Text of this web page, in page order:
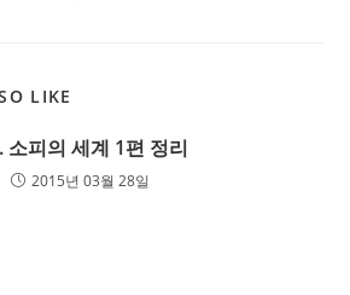
LIKE
소피의 세계 1편 정리
2015년 03월 28일